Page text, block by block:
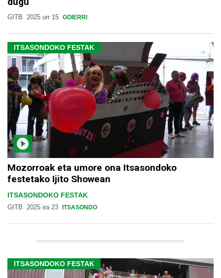
GITB 2025 urr 15 GOIERRI
ITSASONDOKO FESTAK
Mozorroak eta umore ona Itsasondoko
festetako Ijito Showean
ITSASONDOKO FESTAK
GITB 2025 ira 23 ITSASONDO
ITSASONDOKO FESTAK